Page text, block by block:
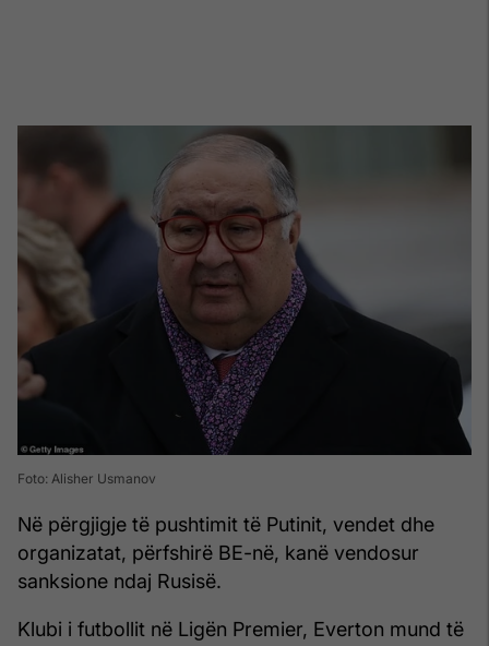
Foto: Alisher Usmanov
Në përgjigje të pushtimit të Putinit, vendet dhe
organizatat, përfshirë BE-në, kanë vendosur
sanksione ndaj Rusisë.
Klubi i futbollit në Ligën Premier, Everton mund të